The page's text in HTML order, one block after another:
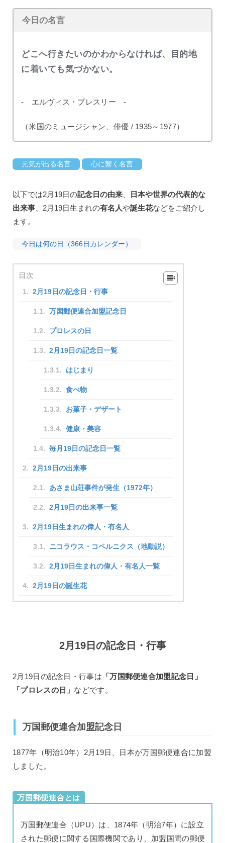
今日の名言
どこへ行きたいのかわからなければ、目的地
に着いても気づかない。
- エルヴィス・プレスリー -
（米国のミュージシャン、俳優 / 1935～1977）
元気が出る名言 心に響く名言
以下では2月19日の記念日の由来
日本や世界の代表的な
出来事 、2月19日生まれの有名人や誕生花などをご紹介し
ます。
今日は何の日（366日カレンダー）
目次
2月19日の記念日・行事
万国郵便連合加盟記念日
プロレスの日
2月19日の記念日一覧
はじまり
食べ物
お菓子・デザート
健康・美容
毎月19日の記念日一覧
2月19日の出来事
あさま山荘事件が発生（1972年）
2月19日の出来事一覧
2月19日生まれの偉人・有名人
ニコラウス・コペルニクス（地動説）
2月19日生まれの偉人・有名人一覧
2月19日の誕生花
2月19日の記念日・行事
2月19日の記念日・行事は 「万国郵便連合加盟記念日」
「プロレスの日」 などです。
万国郵便連合加盟記念日
1877年（明治10年）2月19日、日本が万国郵便連合に加盟
しました。
万国郵便連合とは
万国郵便連合（UPU）は、1874年（明治7年）に設立
された郵便に関する国際機関であり、加盟国間の郵便